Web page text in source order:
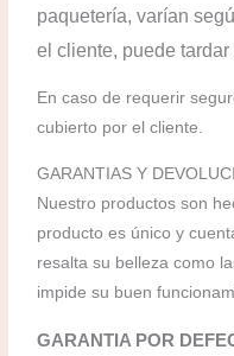
paquetería, varían
el cliente, puede
En caso de requerir
cubierto por el cliente.
GARANTIAS Y
Nuestro productos son
producto es único y
resalta su belleza como
impide su buen
GARANTIA POR